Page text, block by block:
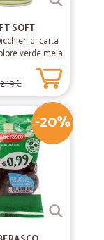
SOFT
di carta
verde mela
2,19 €
-20%